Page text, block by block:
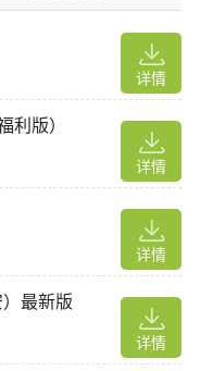
游戏角色等你来选择，
炸弹等你前来进行着选
入了超多的玩法内容，给
成游戏任务之后就可以
详情
详情
利版）
详情
详情
）最新版